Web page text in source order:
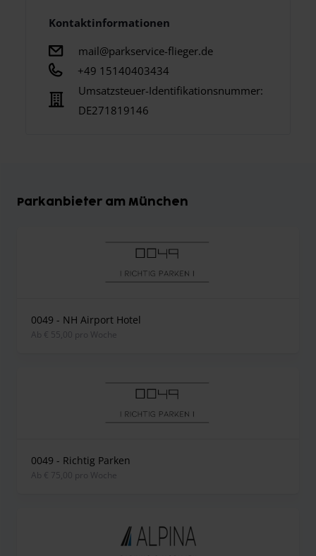
Kontaktinformationen
mail@parkservice-flieger.de
+49 15140403434
Umsatzsteuer-Identifikationsnummer:
DE271819146
Parkanbieter am München
0049 - NH Airport Hotel
ab € 55,00 pro Woche
0049 - Richtig Parken
ab € 75,00 pro Woche